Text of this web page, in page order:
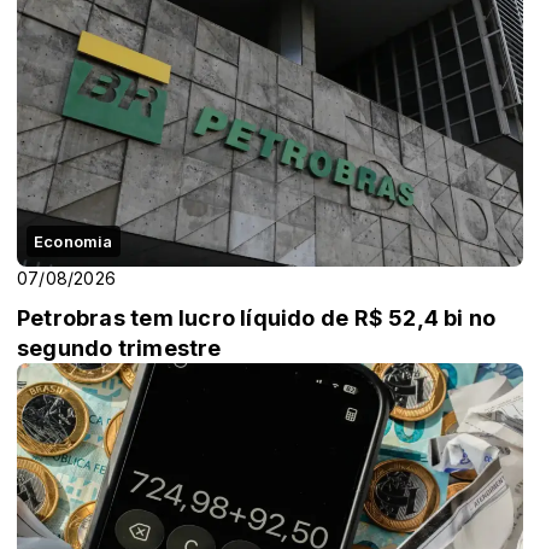
Economia
07/08/2026
Petrobras tem lucro líquido de R$ 52,4 bi no
segundo trimestre